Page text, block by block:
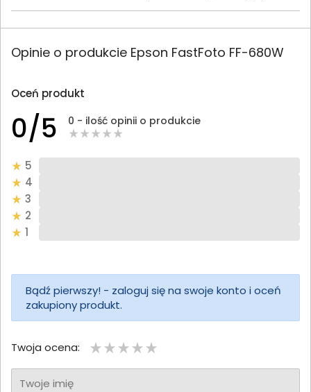
Opinie o produkcie Epson FastFoto FF-680W
Oceń produkt
0/5 0 - ilość opinii o produkcie
5
4
3
2
1
Bądź pierwszy! - zaloguj się na swoje konto i oceń
zakupiony produkt.
Twoja ocena:
Twoje imię